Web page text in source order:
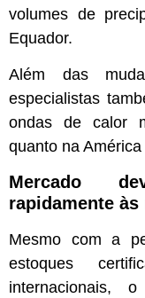
volumes de
Equador.
Além das
especialistas
ondas de calor
quanto na
Mercado
rapidamente
Mesmo com a
estoques
internacionais,